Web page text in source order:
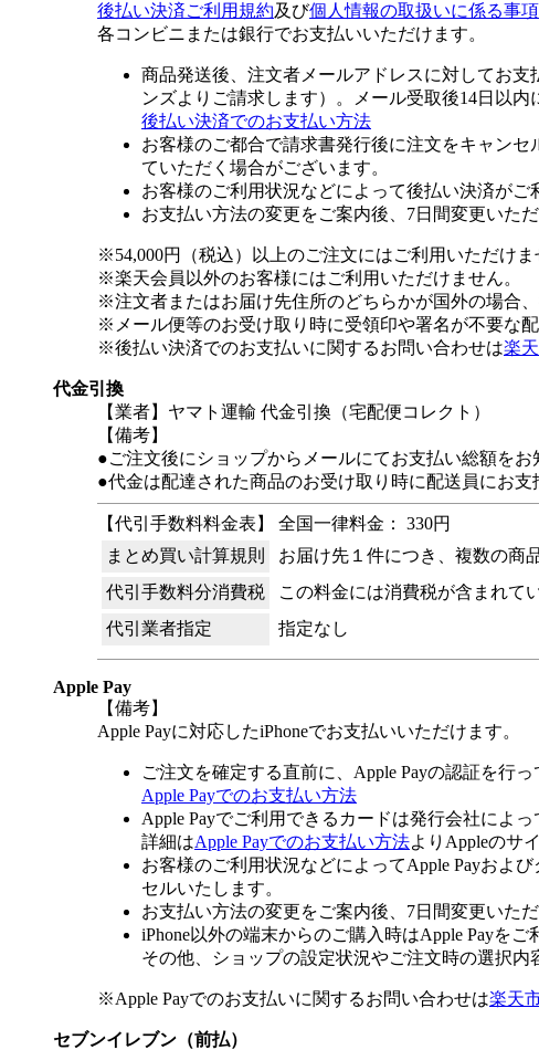
後払い決済ご利用規約及び個人情報の取扱いに係る事項
各コンビニまたは銀行でお支払いいただけます。
商品発送後、注文者メールアドレスに対してお
ンズよりご請求します）。メール受取後14日以内
後払い決済でのお支払い方法
お客様のご都合で請求書発行後に注文をキャン
ていただく場合がございます。
お客様のご利用状況などによって後払い決済が
お支払い方法の変更をご案内後、7日間変更いた
※54,000円（税込）以上のご注文にはご利用いただけま
※楽天会員以外のお客様にはご利用いただけません。
※注文者またはお届け先住所のどちらかが国外の場合
※メール便等のお受け取り時に受領印や署名が不要な
※後払い決済でのお支払いに関するお問い合わせは楽
代金引換
【業者】ヤマト運輸 代金引換（宅配便コレクト）
【備考】
●ご注文後にショップからメールにてお支払い総額をお
●代金は配達された商品のお受け取り時に配送員にお支
【代引手数料料金表】 全国一律料金： 330円
まとめ買い計算規則
お届け先１件につき、複数の商
代引手数料分消費税
この料金には消費税が含まれて
代引業者指定
指定なし
Apple Pay
【備考】
Apple Payに対応したiPhoneでお支払いいただけます。
ご注文を確定する直前に、Apple Payの認証を行っ
Apple Payでのお支払い方法
Apple Payでご利用できるカードは発行会社によっ
詳細はApple Payでのお支払い方法よりAppleのサ
お客様のご利用状況などによってApple Payおよ
セルいたします。
お支払い方法の変更をご案内後、7日間変更いた
iPhone以外の端末からのご購入時はApple Payをご
その他、ショップの設定状況やご注文時の選択内
※Apple Payでのお支払いに関するお問い合わせは楽天
セブンイレブン（前払）